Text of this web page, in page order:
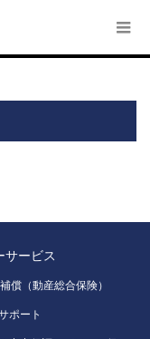
サービス
償（動産総合保険）
ポート